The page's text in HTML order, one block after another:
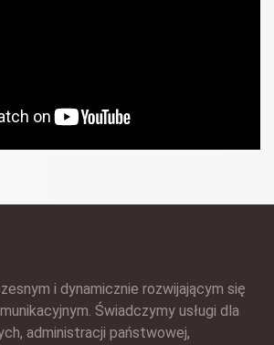
i dynamicznie rozwijającym się
Świadczymy usługi dla
administracji państwowej,